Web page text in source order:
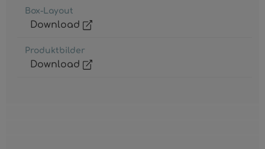
Box-Layout
Download
Produktbilder
Download